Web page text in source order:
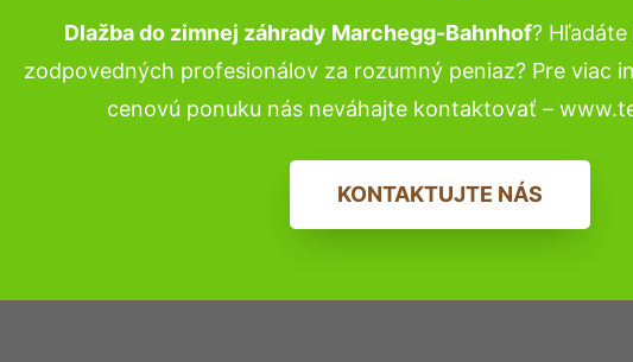
Dlažba do zimnej záhrady Marchegg-Bahnhof?
zodpovedných profesionálov za rozumný peniaz? Pre viac
cenovú ponuku nás neváhajte kontaktovať –
KONTAKTUJTE NÁS